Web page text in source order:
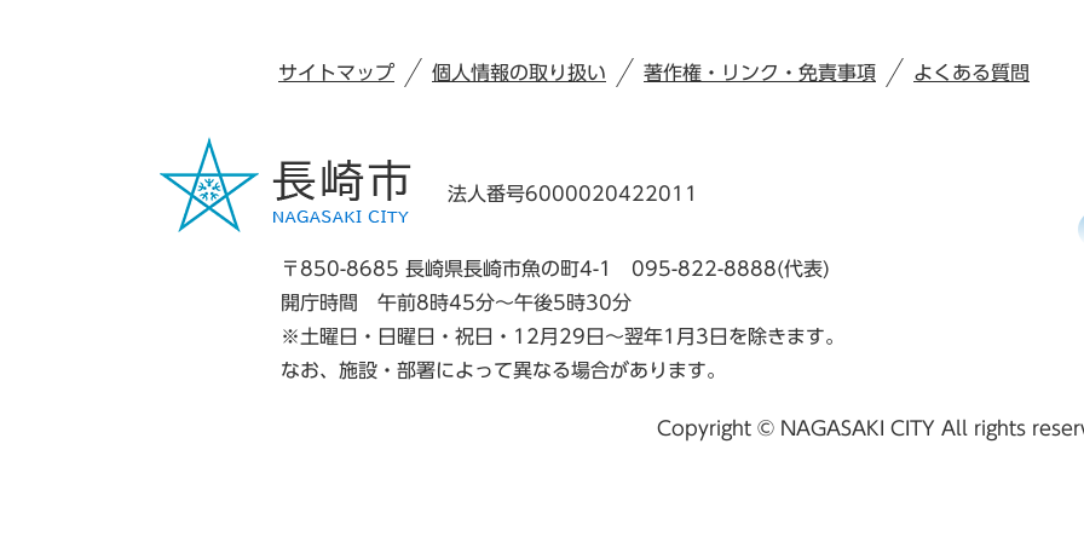
サイトマップ 個人情報の取り扱い 著作権・リンク・免責事項 よくある質問
法人番号6000020422011
〒850-8685 長崎県長崎市魚の町4-1
095-822-8888(代表)
開庁時間 午前8時45分～午後5時30分
※土曜日・日曜日・祝日・12月29日～翌年1月3日を除きます。
なお、施設・部署によって異なる場合があります。
Copyright © NAGASAKI CITY All rights